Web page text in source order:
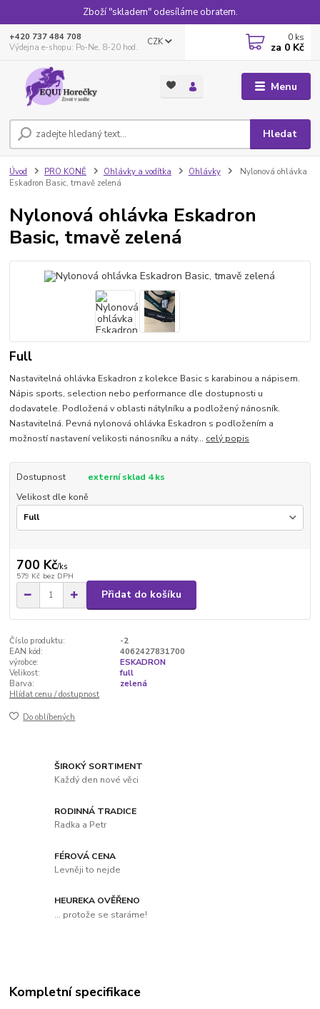
Zboží "skladem" odesíláme obratem.
Menu
CZK
Hledat
+420 737 484 708
Výdejna e-shopu: Po-Ne, 8-20 hod.
0 ks
za 0 Kč
Úvod PRO KONĚ Ohlávky a vodítka Ohlávky
Nylonová ohlávka
Eskadron Basic, tmavě zelená
Nylonová ohlávka Eskadron
Basic, tmavě zelená
Full
Nastavitelná ohlávka Eskadron z kolekce Basic s karabinou a nápisem.
Nápis sports, selection nebo performance dle dostupnosti u
dodavatele. Podložená v oblasti nátylníku a podložený nánosník.
Nastavitelná. Pevná nylonová ohlávka Eskadron s podložením a
možností nastavení velikosti nánosníku a náty... celý popis
Dostupnost
externí sklad 4 ks
Velikost dle koně
700 Kč/ks
579 Kč bez DPH
Přidat do košíku
Číslo produktu:
-2
EAN kód:
4062427831700
výrobce:
ESKADRON
Velikost:
full
Barva:
zelená
Hlídat cenu / dostupnost
Do oblíbených
ŠIROKÝ SORTIMENT
Každý den nové věci
RODINNÁ TRADICE
Radka a Petr
FÉROVÁ CENA
Levněji to nejde
HEUREKA OVĚŘENO
... protože se staráme!
Kompletní specifikace